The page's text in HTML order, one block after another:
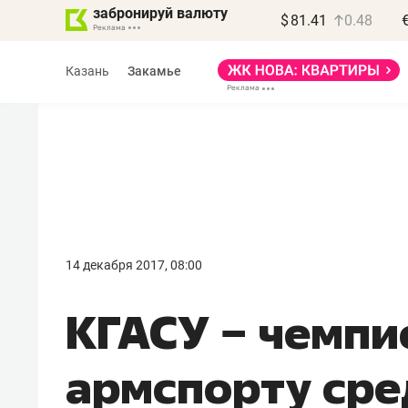
забронируй валюту $ 81.41 0.48
Казань Закамье
14 декабря 2017, 08:00
КГАСУ −
армспорту